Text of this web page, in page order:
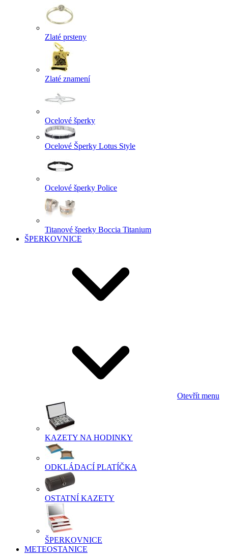
Zlaté prsteny
Zlaté znamení
Ocelové šperky
Ocelové Šperky Lotus Style
Ocelové šperky Police
Titanové šperky Boccia Titanium
ŠPERKOVNICE
Otevřít menu
KAZETY NA HODINKY
ODKLÁDACÍ PLATÍČKA
OSTATNÍ KAZETY
ŠPERKOVNICE
METEOSTANICE